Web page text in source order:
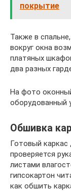
покрытие
Также в
вокруг окна
платяных
два разных
На фото
оборудованный
Обшивка
Готовый
проверяется
листами
гипсокартон
как обшить